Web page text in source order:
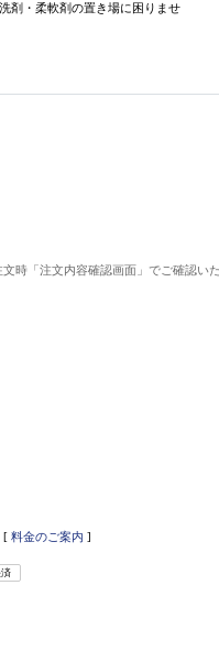
剤・柔軟剤の置き場に困りませ
時「注文内容確認画面」でご確認い
[ 料金のご案内 ]